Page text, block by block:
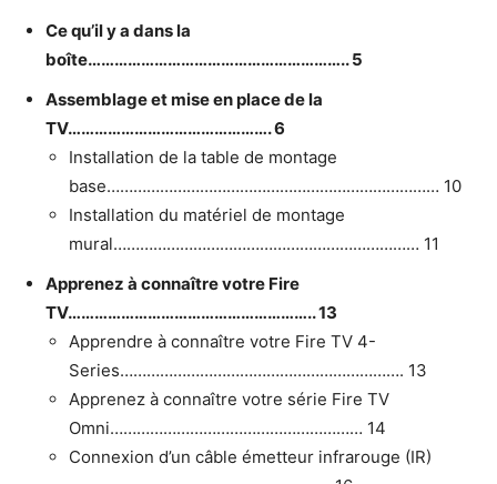
Ce qu’il y a dans la
boîte………………………………………………….. 5
Assemblage et mise en place de la
TV………………………………………. 6
Installation de la table de montage
base………………………………………………………………… 10
Installation du matériel de montage
mural…………………………………………………………… 11
Apprenez à connaître votre Fire
TV……………………………………………….. 13
Apprendre à connaître votre Fire TV 4-
Series………………………………………………………. 13
Apprenez à connaître votre série Fire TV
Omni………………………………………………… 14
Connexion d’un câble émetteur infrarouge (IR)